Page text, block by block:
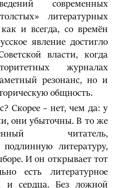
современных
литературных
и всегда, со времён
явление достигло
власти, когда
журналах
резонанс, но и
общность.
Скорее – нет, чем да: у
они убыточны. В то же
читатель,
литературу,
И он открывает тот
есть литературное
и сердца. Без ложной